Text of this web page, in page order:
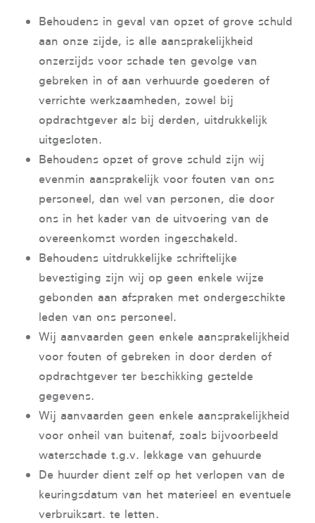
Behoudens in geval van opzet of grove schuld
aan onze zijde, is alle aansprakelijkheid
onzerzijds voor schade ten gevolge van
gebreken in of aan verhuurde goederen of
verrichte werkzaamheden, zowel bij
opdrachtgever als bij derden, uitdrukkelijk
uitgesloten.
Behoudens opzet of grove schuld zijn wij
evenmin aansprakelijk voor fouten van ons
personeel, dan wel van personen, die door
ons in het kader van de uitvoering van de
overeenkomst worden ingeschakeld.
Behoudens uitdrukkelijke schriftelijke
bevestiging zijn wij op geen enkele wijze
gebonden aan afspraken met ondergeschikte
leden van ons personeel.
Wij aanvaarden geen enkele aansprakelijkheid
voor fouten of gebreken in door derden of
opdrachtgever ter beschikking gestelde
gegevens.
Wij aanvaarden geen enkele aansprakelijkheid
voor onheil van buitenaf, zoals bijvoorbeeld
waterschade t.g.v. lekkage van gehuurde
De huurder dient zelf op het verlopen van de
keuringsdatum van het materieel en eventuele
verbruiksart. te letten.